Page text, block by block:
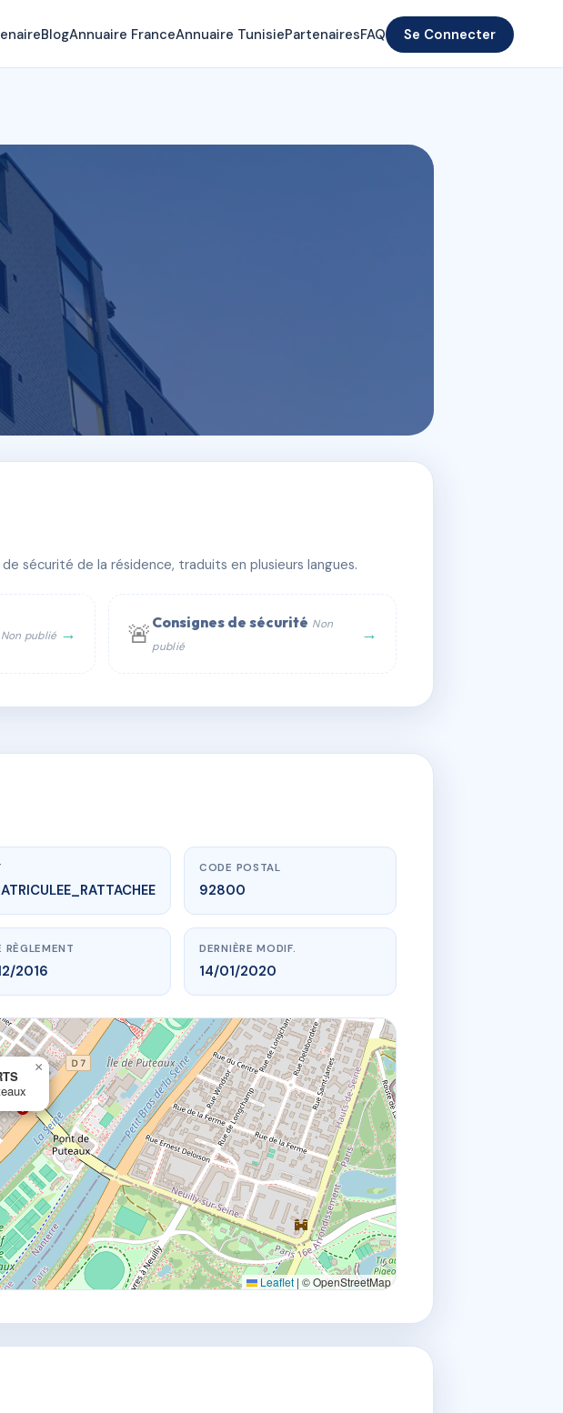
BlogAnnuaire FranceAnnuaire TunisiePartenairesFAQ Se Connecter
sécurité de la résidence, traduits en plusieurs langues.
Non publié → 🚨 Consignes de sécurité Non
publié
→
CODE POSTAL
92800
RÈGLEMENT
2016
DERNIÈRE MODIF.
14/01/2020
×
Leaflet | © OpenStreetMap